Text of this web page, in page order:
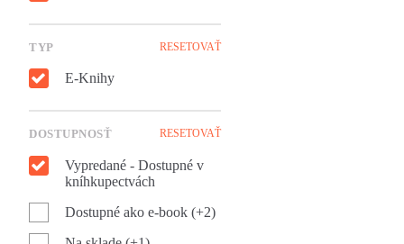
TYP RESETOVAŤ
E-Knihy
DOSTUPNOSŤ RESETOVAŤ
Vypredané - Dostupné v
kníhkupectvách
Dostupné ako e-book (+2)